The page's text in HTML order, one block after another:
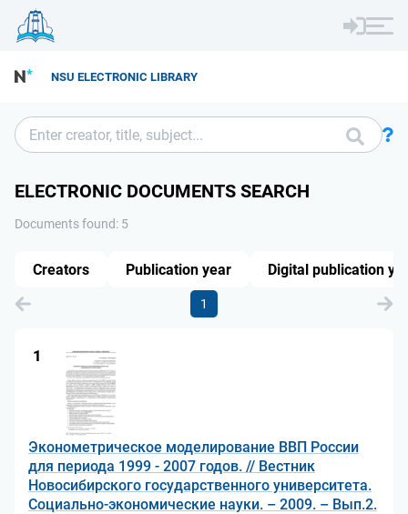
NSU ELECTRONIC LIBRARY
ELECTRONIC DOCUMENTS SEARCH
Documents found: 5
1
1
Эконометрическое моделирование ВВП России
для периода 1999 - 2007 годов. // Вестник
Новосибирского государственного университета.
Социально-экономические науки. – 2009. – Вып.2.
Creators Publication year Digital publication